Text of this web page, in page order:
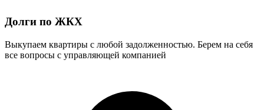
Долги по ЖКХ
Выкупаем квартиры с любой задолженностью. Берем на себя
все вопросы с управляющей компанией